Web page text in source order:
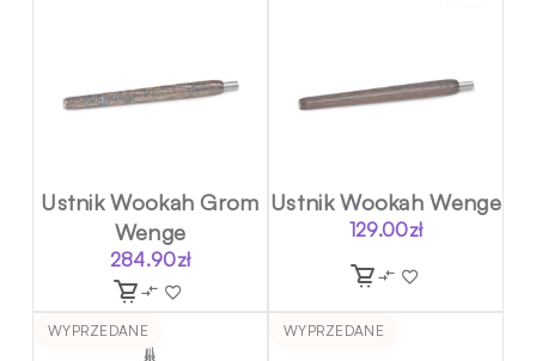
Ustnik Wookah Grom
Wenge
284.90zł
Ustnik Wookah Wenge
129.00zł
WYPRZEDANE WYPRZEDANE